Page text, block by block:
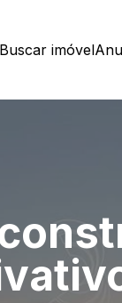
Buscar imóvel